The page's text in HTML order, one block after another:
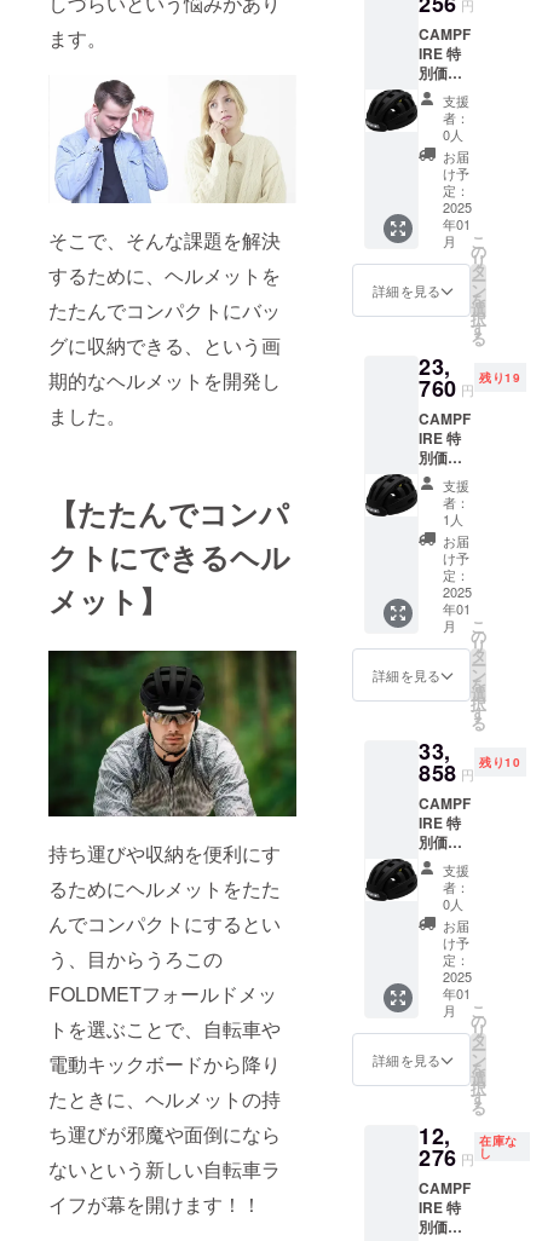
ます。
そこで、そんな課題を解決
するために、ヘルメットを
たたんでコンパクトにバッ
グに収納できる、という画
期的なヘルメットを開発し
ました。
【たたんでコンパ
クトにできるヘル
メット】
持ち運びや収納を便利にす
るためにヘルメットをたた
んでコンパクトにするとい
う、目からうろこの
FOLDMETフォールドメッ
トを選ぶことで、自転車や
電動キックボードから降り
たときに、ヘルメットの持
ち運びが邪魔や面倒になら
ないという新しい自転車ラ
イフが幕を開けます！！
ジェク
ト期間
中で
あって
もご支
援ごと
にリ
ターン
を発送
させて
いただ
きま
す】
円
CAMPF
IRE 特
別価格
28%OF
F
FOLDM
ET
フォー
ルド
メッ
ト 1
セット
一般販
売価格
19,800
円
6円
【プロ
ジェク
ト期間
中で
あって
もご支
援ごと
にリ
ターン
を発送
させて
いただ
きま
す】
支援
者：
0人
お届
け予
定：
2025
年01
月
詳細を見る
こ
の
リ
タ
ー
ン
を
選
択
す
る
23,
760 円
残り19
CAMPF
IRE 特
別価格
40%OF
F
FOLDM
ET
フォー
ルド
メッ
ト ２
セット
一般販
売価格
39,600
円
0円
【プロ
ジェク
ト期間
中で
あって
もご支
援ごと
にリ
ターン
を発送
させて
いただ
きま
す】
支援
者：
1人
お届
け予
定：
2025
年01
月
詳細を見る
こ
の
リ
タ
ー
ン
を
選
択
す
る
33,
858 円
残り10
CAMPF
IRE 特
別価格
43%OF
F
FOLDM
ET
フォー
ルド
メッ
ト ３
セット
一般販
売価格
59,400
円
8円
【プロ
ジェク
ト期間
中で
あって
支援
者：
0人
お届
け予
定：
2025
年01
月
詳細を見る
こ
の
リ
タ
ー
ン
を
選
択
す
る
12,
276 円
在庫な
し
CAMPF
IRE 特
別価格